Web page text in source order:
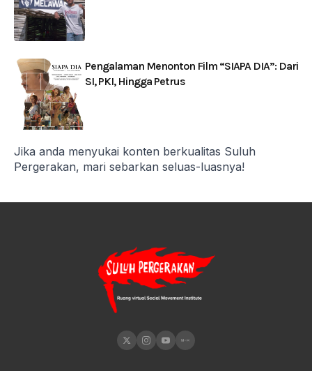
Pengalaman Menonton Film “SIAPA DIA”: Dari
SI, PKI, Hingga Petrus
Jika anda menyukai konten berkualitas Suluh
Pergerakan, mari sebarkan seluas-luasnya!